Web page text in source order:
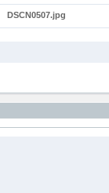
DSCN0507.jpg